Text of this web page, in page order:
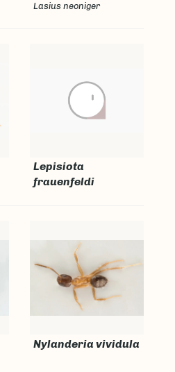
Lasius neoniger
Lepisiota
frauenfeldi
Nylanderia vividula